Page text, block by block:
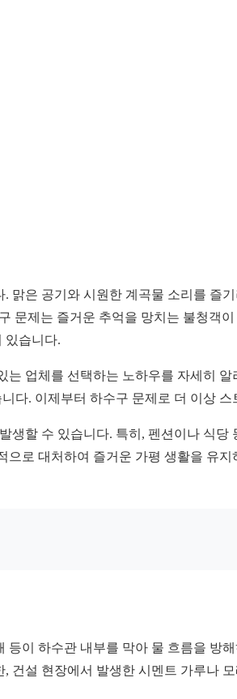
은 공기와 시원한 계곡물 소리를 즐
문제는 즐거운 추억을 망치는 불청객
있습니다.
업체를 선택하는 노하우를 자세히
다. 이제부터 하수구 문제로 더 이상
할 수 있습니다. 특히, 펜션이나 식당
로 대처하여 즐거운 가평 생활을 유지
이 하수관 내부를 막아 물 흐름을 방
설 현장에서 발생한 시멘트 가루나